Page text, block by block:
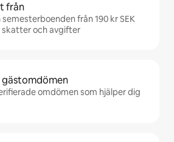
från
från 190 kr SEK
och avgifter
omdömen som hjälper dig